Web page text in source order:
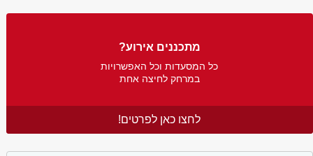
מתכננים אירוע?
כל המסעדות וכל האפשרויות
במרחק לחיצה אחת
לחצו כאן לפרטים!